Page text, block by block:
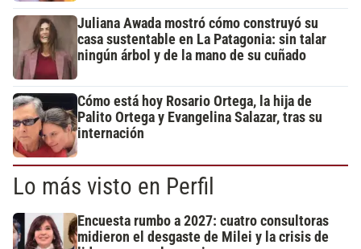
Juliana Awada mostró cómo construyó su
casa sustentable en La Patagonia: sin talar
ningún árbol y de la mano de su cuñado
Cómo está hoy Rosario Ortega, la hija de
Palito Ortega y Evangelina Salazar, tras su
internación
Lo más visto en Perfil
Encuesta rumbo a 2027: cuatro consultoras
midieron el desgaste de Milei y la crisis de